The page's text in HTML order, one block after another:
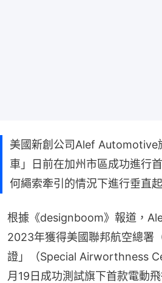
美國新創公司Alef Automotive
車」日前在加州市區成功進行
何繩索牽引的情況下進行垂直
根據《designboom》報道，
2023年獲得美國聯邦航空總署
證」（Special Airworthness
月19日成功測試旗下首款電動